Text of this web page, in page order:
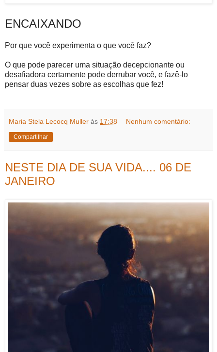
ENCAIXANDO
Por que você experimenta o que você faz?
O que pode parecer uma situação decepcionante ou
desafiadora certamente pode derrubar você, e fazê-lo
pensar duas vezes sobre as escolhas que fez!
Maria Stela Lecocq Muller às 17:38 Nenhum comentário:
Compartilhar
NESTE DIA DE SUA VIDA.... 06 DE
JANEIRO